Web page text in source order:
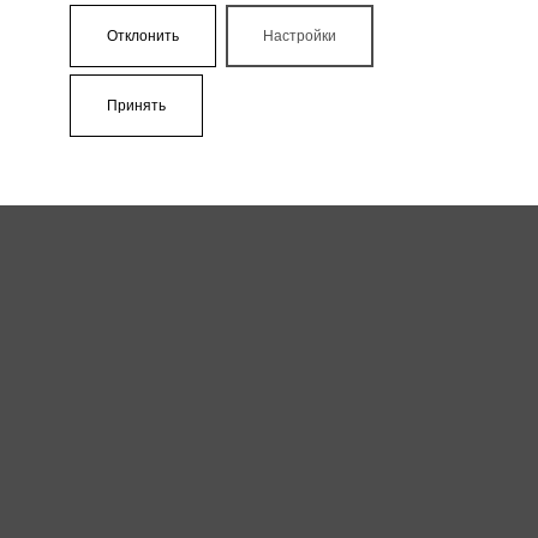
Принять
Отклонить Настройки